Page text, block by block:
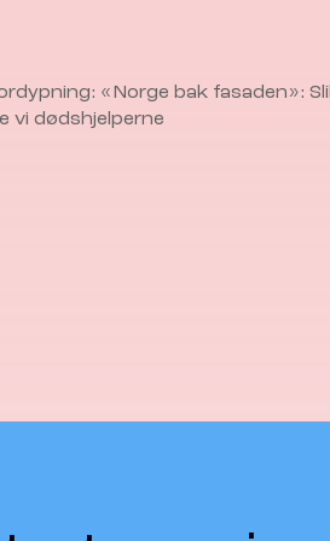
«Norge bak fasaden»:
vi dødshjelperne